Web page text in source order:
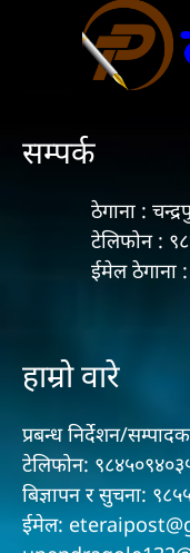
सम्पर्क
ठेगाना :
टेलिफोन :
ईमेल
हाम्रो वारे
प्रबन्ध निर्देशन/
टेलिफोन:
बिज्ञापन र सुचना:
ईमेल: